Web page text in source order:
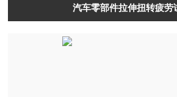
汽车零部件拉伸扭转疲劳